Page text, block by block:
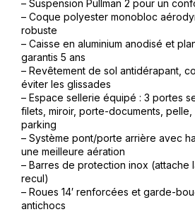
– Suspension Pullman 2 pour un
– Coque polyester monobloc
robuste
– Caisse en aluminium anodisé et
garantis 5 ans
– Revêtement de sol antidérapant,
éviter les glissades
– Espace sellerie équipé : 3 portes
filets, miroir, porte-documents,
parking
– Système pont/porte arrière avec
une meilleure aération
– Barres de protection inox (attache
recul)
– Roues 14′ renforcées et garde-
antichocs